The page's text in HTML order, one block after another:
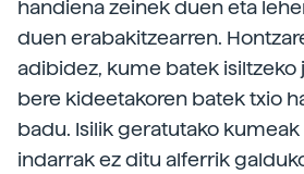
handiena zeinek duen eta
duen erabakitzearren.
adibidez, kume batek isiltzeko
bere kideetakoren batek txio
badu. Isilik geratutako
indarrak ez ditu alferrik